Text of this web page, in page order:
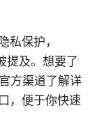
私保护，
提及。想要了
方渠道了解详
，便于你快速